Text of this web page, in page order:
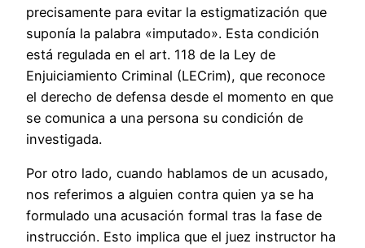
precisamente para evitar la estigmatización que
suponía la palabra «imputado». Esta condición
está regulada en el art. 118 de la Ley de
Enjuiciamiento Criminal (LECrim), que reconoce
el derecho de defensa desde el momento en que
se comunica a una persona su condición de
investigada.
Por otro lado, cuando hablamos de un acusado,
nos referimos a alguien contra quien ya se ha
formulado una acusación formal tras la fase de
instrucción. Esto implica que el juez instructor ha